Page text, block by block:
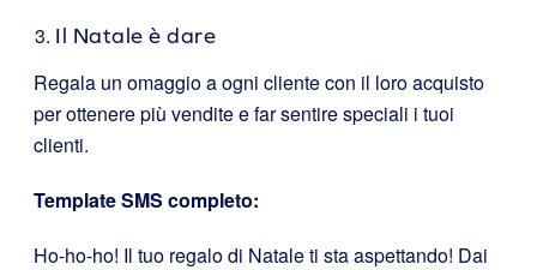
Il Natale è dare
Regala un omaggio a ogni cliente con il loro acquisto
per ottenere più vendite e far sentire speciali i tuoi
clienti.
Template SMS completo:
Ho-ho-ho! Il tuo regalo di Natale ti sta aspettando! Dai